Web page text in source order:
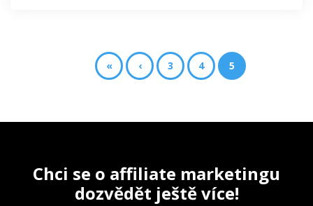
« ‹ 3 4 5
Chci se o affiliate marketingu
dozvědět ještě více!